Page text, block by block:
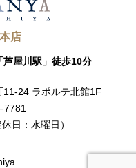
店
芦屋川駅」徒歩10分
11-24 ラポルテ北館1F
7781
休日：水曜日）